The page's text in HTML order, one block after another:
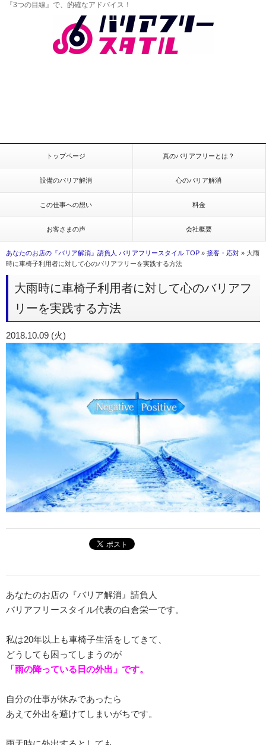
『3つの目線』で、的確なアドバイス！
トップページ 真のバリアフリーとは？
設備のバリア解消 心のバリア解消
この仕事への想い 料金
お客さまの声 会社概要
あなたのお店の『バリア解消』請負人 バリアフリースタイル TOP » 接客・応対 » 大雨
時に車椅子利用者に対して心のバリアフリーを実践する方法
大雨時に車椅子利用者に対して心のバリアフ
リーを実践する方法
2018.10.09 (火)
あなたのお店の『バリア解消』請負人
バリアフリースタイル代表の白倉栄一です。
私は20年以上も車椅子生活をしてきて、
どうしても困ってしまうのが
「雨の降っている日の外出」です。
自分の仕事が休みであったら
あえて外出を避けてしまいがちです。